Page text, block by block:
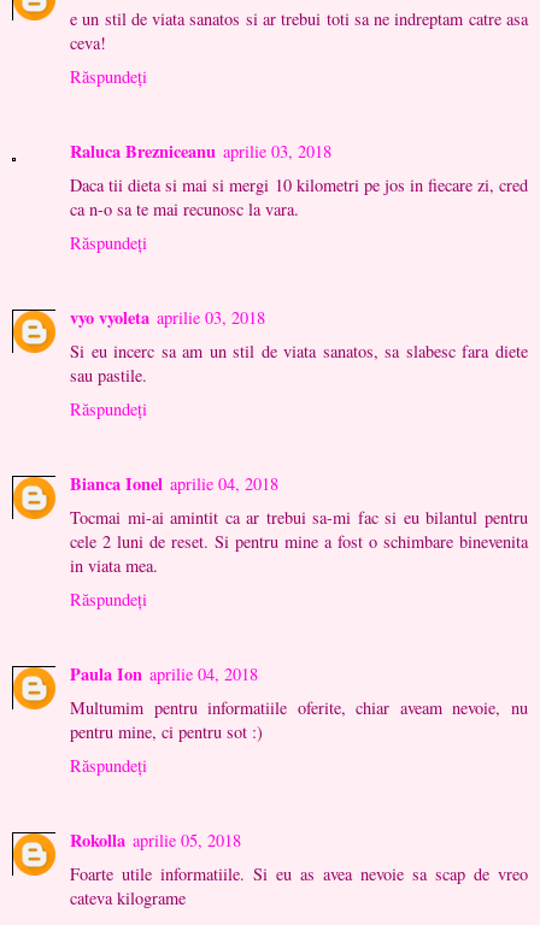
e un stil de viata sanatos si ar trebui toti sa ne indreptam catre asa
ceva!
Răspundeți
Raluca Brezniceanu aprilie 03, 2018
Daca tii dieta si mai si mergi 10 kilometri pe jos in fiecare zi, cred
ca n-o sa te mai recunosc la vara.
Răspundeți
vyo vyoleta aprilie 03, 2018
Si eu incerc sa am un stil de viata sanatos, sa slabesc fara diete
sau pastile.
Răspundeți
Bianca Ionel aprilie 04, 2018
Tocmai mi-ai amintit ca ar trebui sa-mi fac si eu bilantul pentru
cele 2 luni de reset. Si pentru mine a fost o schimbare binevenita
in viata mea.
Răspundeți
Paula Ion aprilie 04, 2018
Multumim pentru informatiile oferite, chiar aveam nevoie, nu
pentru mine, ci pentru sot :)
Răspundeți
Rokolla aprilie 05, 2018
Foarte utile informatiile. Si eu as avea nevoie sa scap de vreo
cateva kilograme